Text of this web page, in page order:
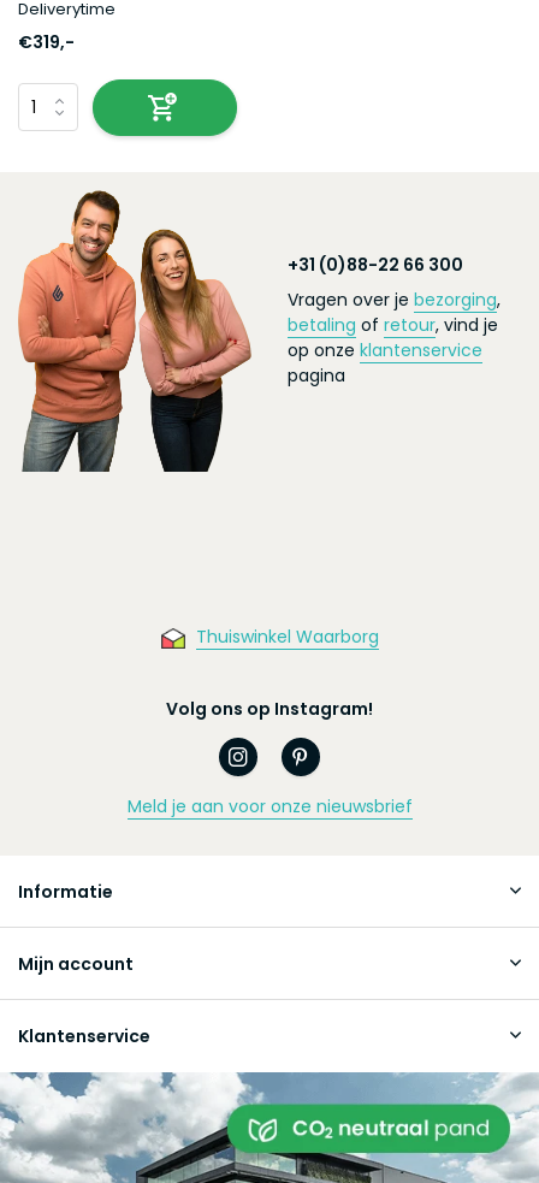
Deliverytime
€319,-
+31 (0)88-22 66 300
Vragen over je bezorging,
betaling of retour, vind je
op onze klantenservice
pagina
Thuiswinkel Waarborg
Volg ons op Instagram!
Meld je aan voor onze nieuwsbrief
Informatie
Mijn account
Klantenservice